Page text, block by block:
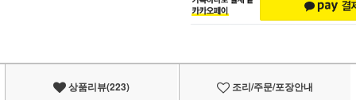
상품리뷰(223) 조리/주문/포장안내